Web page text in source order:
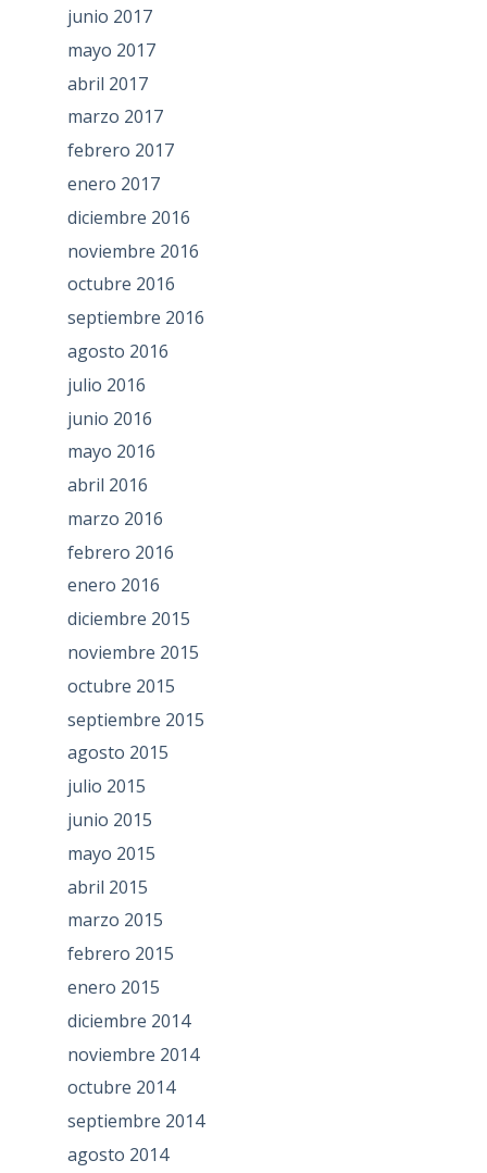
junio 2017
mayo 2017
abril 2017
marzo 2017
febrero 2017
enero 2017
diciembre 2016
noviembre 2016
octubre 2016
septiembre 2016
agosto 2016
julio 2016
junio 2016
mayo 2016
abril 2016
marzo 2016
febrero 2016
enero 2016
diciembre 2015
noviembre 2015
octubre 2015
septiembre 2015
agosto 2015
julio 2015
junio 2015
mayo 2015
abril 2015
marzo 2015
febrero 2015
enero 2015
diciembre 2014
noviembre 2014
octubre 2014
septiembre 2014
agosto 2014